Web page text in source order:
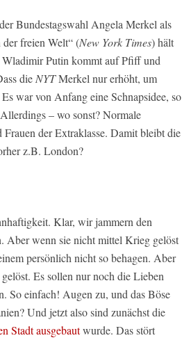
Bundestagswahl Angela Merkel als
freien Welt“ (New York Times) hält
Putin kommt auf Pfiff und
die NYTMerkel nur erhöht, um
war von Anfang eine Schnapsidee, so
– wo sonst? Normale
der Extraklasse. Damit bleibt die
z.B. London?
Klar, wir jammern den
Aber wenn sie nicht mittel Krieg gelöst
persönlich nicht so behagen. Aber
Es sollen nur noch die Lieben
So einfach! Augen zu, und das Böse
Und jetzt also sind zunächst die
Stadt ausgebautwurde. Das stört